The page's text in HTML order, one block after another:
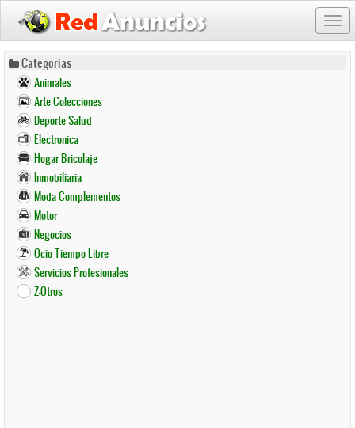
Pasar
contenido
principal
Categorias
Animales
Arte Colecciones
Deporte Salud
Electronica
Hogar Bricolaje
Inmobiliaria
Moda Complementos
Motor
Negocios
Ocio Tiempo Libre
Servicios Profesionales
Z-Otros